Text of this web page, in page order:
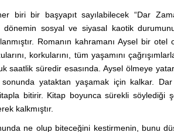
biri bir başyapıt sayılabilecek “Dar
dönemin sosyal ve siyasal kaotik
Romanın kahramanı Aysel bir
korkularını, tüm yaşamını
saatlik süredir esasında. Aysel ölmeye
sonunda yataktan yaşamak için kalkar.
bitirir. Kitap boyunca sürekli söylediği
kalkmıştır.
ne olup biteceğini kestirmenin, bunu